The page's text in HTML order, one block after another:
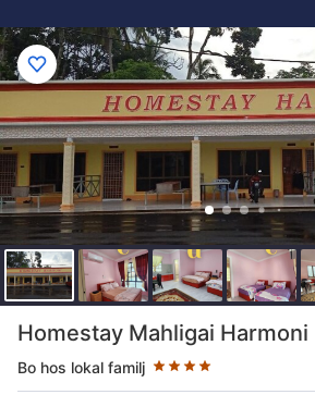
Homestay Mahligai Harmoni
Bo hos lokal familj
Stjärnklassificering: 4 stjärnor